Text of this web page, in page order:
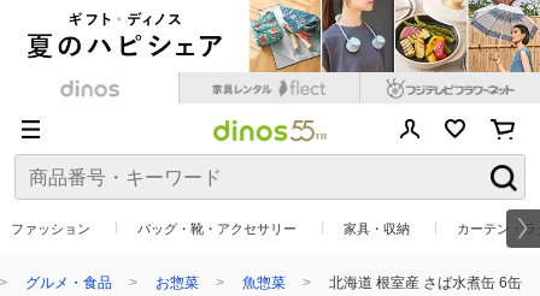
ファッション バッグ・靴・アクセサリー 家具・収納 カーテン・
グルメ・食品 お惣菜 魚惣菜 北海道 根室産 さば水煮缶 6缶